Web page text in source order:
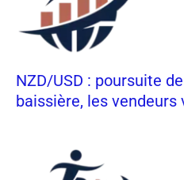
NZD/USD : poursuite
baissière, les vendeurs